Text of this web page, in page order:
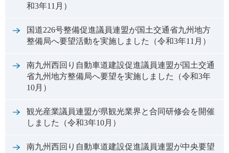
和3年11月）
国道226号整備促進議員連盟が国土交通省九州地方
整備局へ要望活動を実施しました（令和3年11月）
南九州西回り自動車道建設促進議員連盟が国土交通
省九州地方整備局へ要望を実施しました（令和3年
10月）
観光産業議員連盟が県観光業界と合同研修会を開催
しました（令和3年10月）
南九州西回り自動車道建設促進議員連盟が中央要望